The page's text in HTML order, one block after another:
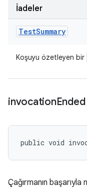
İadeler
TestSummary
Koşuyu özetleyen bir
invocationEnded
public void
Çağırmanın